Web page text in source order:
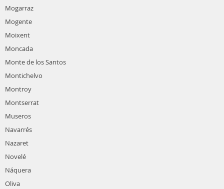
Mogarraz
Mogente
Moixent
Moncada
Monte de los Santos
Montichelvo
Montroy
Montserrat
Museros
Navarrés
Nazaret
Novelé
Náquera
Oliva